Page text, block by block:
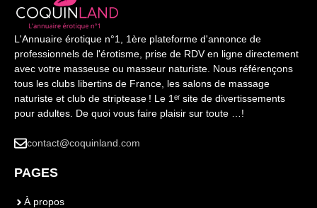
L'Annuaire érotique n°1, 1ère plateforme d'annonce de
professionnels de l'érotisme, prise de RDV en ligne directement
avec votre masseuse ou masseur naturiste. Nous référençons
tous les clubs libertins de France, les salons de massage
naturiste et club de striptease ! Le 1ᵉʳ site de divertissements
pour adultes. De quoi vous faire plaisir sur toute …!
contact@coquinland.com
PAGES
À propos